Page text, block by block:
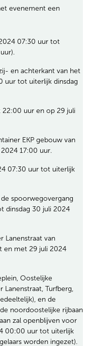
evenement een
07:30 uur tot
en achterkant van het
uur tot uiterlijk dinsdag
22:00 uur en op 29 juli
EKP gebouw van
17:00 uur.
07:30 uur tot uiterlijk
spoorwegovergang
dinsdag 30 juli 2024
Lanenstraat van
en met 29 juli 2024
Oostelijke
Lanenstraat, Turfberg,
en de
noordoostelijke rijbaan
zal openblijven voor
00:00 uur tot uiterlijk
worden ingezet).